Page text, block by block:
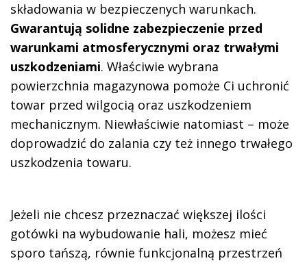
składowania w bezpieczenych warunkach.
Gwarantują solidne zabezpieczenie przed
warunkami atmosferycznymi oraz trwałymi
uszkodzeniami. Właściwie wybrana
powierzchnia magazynowa pomoże Ci uchronić
towar przed wilgocią oraz uszkodzeniem
mechanicznym. Niewłaściwie natomiast – może
doprowadzić do zalania czy też innego trwałego
uszkodzenia towaru.
Jeżeli nie chcesz przeznaczać większej ilości
gotówki na wybudowanie hali, możesz mieć
sporo tańszą, równie funkcjonalną przestrzeń